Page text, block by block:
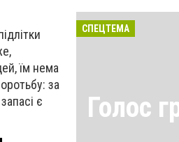
їм нема
за
є
СПЕЦТЕМА
Голос